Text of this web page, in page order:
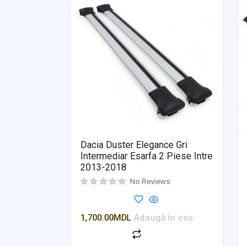
Dacia Duster Elegance Gri
Intermediar Esarfa 2 Piese Intre
2013-2018
No Reviews
1,700.00MDL Adaugă în coș